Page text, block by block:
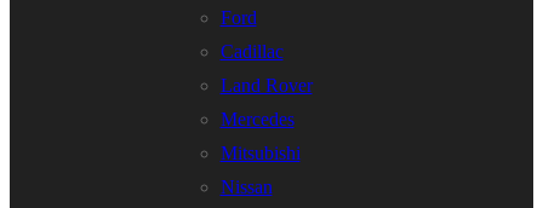
Ford
Cadillac
Land Rover
Mercedes
Mitsubishi
Nissan